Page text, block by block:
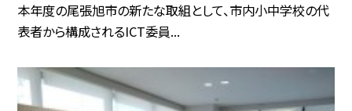
本年度の尾張旭市の新たな取組として、市内小中学校の代
表者から構成されるICT委員...